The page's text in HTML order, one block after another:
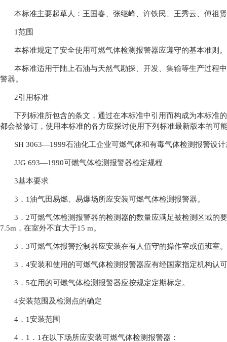
本标准主要起草人：王国春、张继峰、许铁民、王秀云、傅祖
1范围
本标准规定了安全使用可燃气体检测报警器应遵守的基本准则。
本标准适用于陆上石油与天然气勘探、开发、集输等生产过程
警器。
2引用标准
下列标准所包含的条文，通过在本标准中引用而构成为本标准
都会被修订，使用本标准的各方应探讨使用下列标准最新版本的可
SH 3063—1999石油化工企业可燃气体和有毒气体检测报警设计
JJG 693—1990可燃气体检测报警器检定规程
3基本要求
3．1油气田易燃、易爆场所应安装可燃气体检测报警器。
3．2可燃气体检测报警器的检测器的数量应满足被检测区域的
7.5m，在室外不宜大于15 m。
3．3可燃气体报警控制器应安装在有人值守的操作室或值班室。
3．4安装和使用的可燃气体检测报警器应有经国家指定机构认
3．5在用的可燃气体检测报警器应按规定定期标定。
4安装范围及检测点的确定
4．1安装范围
4．1．1在以下场所应安装可燃气体检测报警器：